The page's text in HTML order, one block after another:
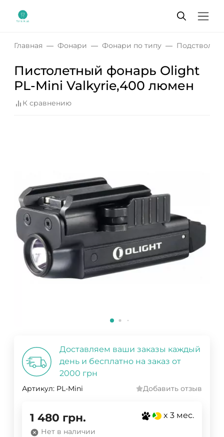
Главная Фонари Фонари по типу
Пистолетный фонарь Olight
PL-Mini Valkyrie,400 люмен
К сравнению
Доставляем ваши заказы каждый
день и бесплатно на заказ от
2000 грн
Артикул: PL-Mini Добавить отзыв
1 480 грн. x 3 мес.
Нет в наличии